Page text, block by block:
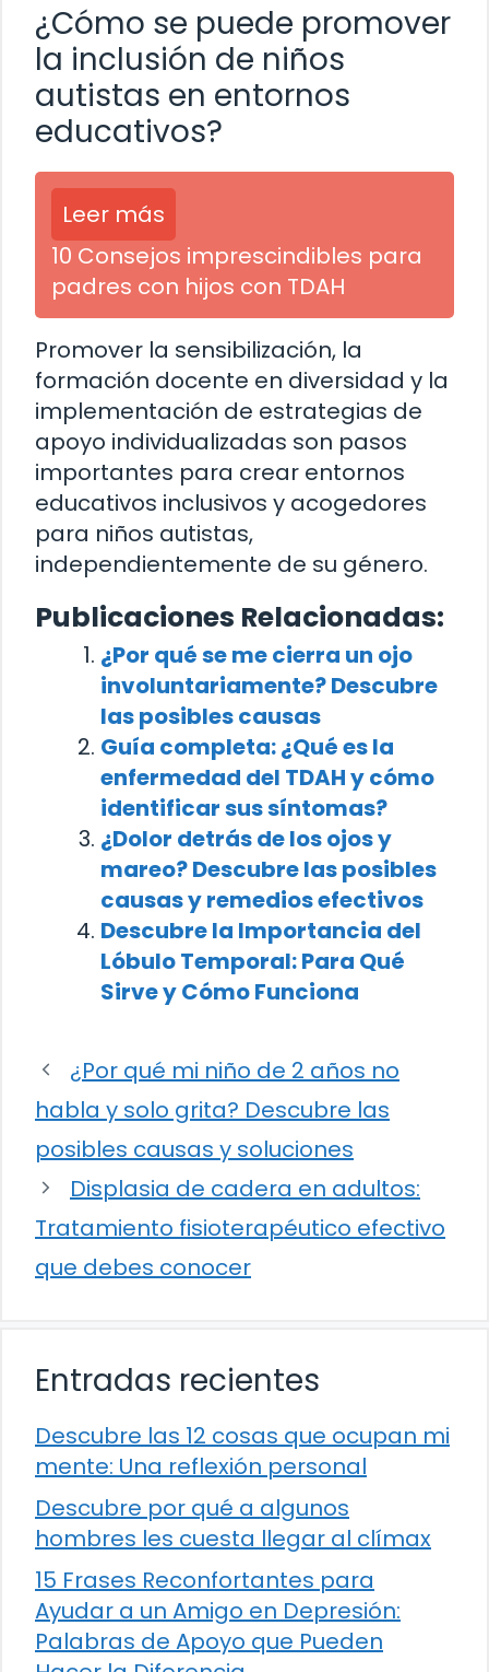
¿Cómo se puede promover
la inclusión de niños
autistas en entornos
educativos?
Leer más
10 Consejos imprescindibles para
padres con hijos con TDAH
Promover la sensibilización, la
formación docente en diversidad y la
implementación de estrategias de
apoyo individualizadas son pasos
importantes para crear entornos
educativos inclusivos y acogedores
para niños autistas,
independientemente de su género.
Publicaciones Relacionadas:
¿Por qué se me cierra un ojo
involuntariamente? Descubre
las posibles causas
Guía completa: ¿Qué es la
enfermedad del TDAH y cómo
identificar sus síntomas?
¿Dolor detrás de los ojos y
mareo? Descubre las posibles
causas y remedios efectivos
Descubre la Importancia del
Lóbulo Temporal: Para Qué
Sirve y Cómo Funciona
¿Por qué mi niño de 2 años no
habla y solo grita? Descubre las
posibles causas y soluciones
Displasia de cadera en adultos:
Tratamiento fisioterapéutico efectivo
que debes conocer
Entradas recientes
Descubre las 12 cosas que ocupan mi
mente: Una reflexión personal
Descubre por qué a algunos
hombres les cuesta llegar al clímax
15 Frases Reconfortantes para
Ayudar a un Amigo en Depresión:
Palabras de Apoyo que Pueden